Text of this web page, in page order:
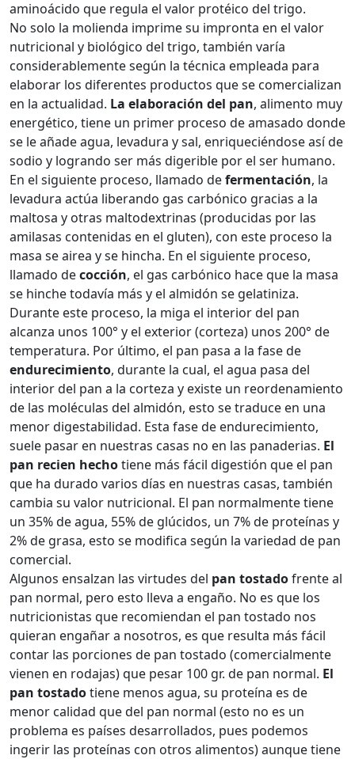
aminoácido que regula el valor protéico del trigo.
No solo la molienda imprime su impronta en el valor
nutricional y biológico del trigo, también varía
considerablemente según la técnica empleada para
elaborar los diferentes productos que se comercializan
en la actualidad. La elaboración del pan, alimento muy
energético, tiene un primer proceso de amasado donde
se le añade agua, levadura y sal, enriqueciéndose así de
sodio y logrando ser más digerible por el ser humano.
En el siguiente proceso, llamado defermentación, la
levadura actúa liberando gas carbónico gracias a la
maltosa y otras maltodextrinas (producidas por las
amilasas contenidas en el gluten), con este proceso la
masa se airea y se hincha. En el siguiente proceso,
llamado decocción, el gas carbónico hace que la masa
se hinche todavía más y el almidón se gelatiniza.
Durante este proceso, la miga el interior del pan
alcanza unos 100° y el exterior (corteza) unos 200° de
temperatura. Por último, el pan pasa a la fase de
endurecimiento, durante la cual, el agua pasa del
interior del pan a la corteza y existe un reordenamiento
de las moléculas del almidón, esto se traduce en una
menor digestabilidad. Esta fase de endurecimiento,
suele pasar en nuestras casas no en las panaderias. El
pan recien hechotiene más fácil digestión que el pan
que ha durado varios días en nuestras casas, también
cambia su valor nutricional. El pan normalmente tiene
un 35% de agua, 55% de glúcidos, un 7% de proteínas y
2% de grasa, esto se modifica según la variedad de pan
comercial.
Algunos ensalzan las virtudes del pan tostadofrente al
pan normal, pero esto lleva a engaño. No es que los
nutricionistas que recomiendan el pan tostado nos
quieran engañar a nosotros, es que resulta más fácil
contar las porciones de pan tostado (comercialmente
vienen en rodajas) que pesar 100 gr. de pan normal. El
pan tostadotiene menos agua, su proteína es de
menor calidad que del pan normal (esto no es un
problema es países desarrollados, pues podemos
ingerir las proteínas con otros alimentos) aunque tiene